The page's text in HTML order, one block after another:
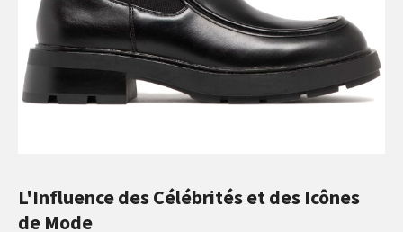
L'Influence des Célébrités et des Icônes
de Mode